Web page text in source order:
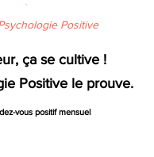
`
Positive
ça se cultive !
Positive le prouve.
vous positif mensuel